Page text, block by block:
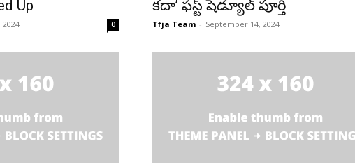
Up
0
కదా’ ఫస్ట్ షెడ్యూల్ పూర్తి
Tfja Team - September 14, 2024